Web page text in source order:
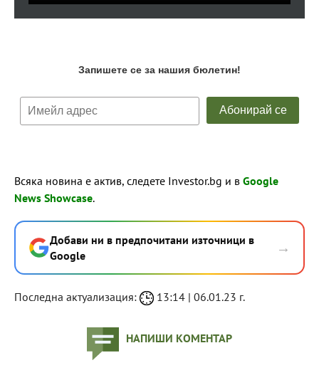
Всяка новина е актив, следете Investor.bg и в Google
News Showcase.
Добави ни в предпочитани източници в
Google
→
Последна актуализация: 13:14 | 06.01.23 г.
НАПИШИ КОМЕНТАР